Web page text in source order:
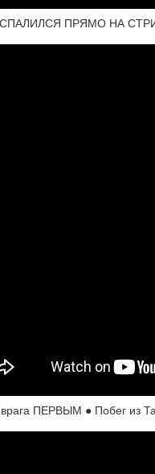
ПРЯМО НА
ПЕРВЫМ ● Побег из